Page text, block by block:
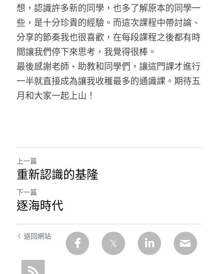
想，認識許多新的同學，也多了解原本的同學一
些，是十分珍貴的經驗。而這次課程中帶討論、
分享的節奏我也很喜歡，在每段課程之後都有時
間讓我們停下來思考，我覺得很棒。
最後感謝老師、助教和同學們，讓這門課才進行
一半就直接成為讓我收穫最多的通識課。期待五
月和大家一起上山！
上一篇
重新認識的基隆
下一篇
逐海時代
返回網站